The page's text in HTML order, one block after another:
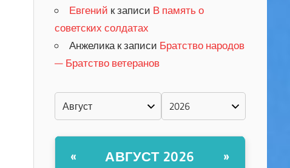
Евгений к записи В память о
советских солдатах
Анжеликак записи Братство народов
— Братство ветеранов
« АВГУСТ 2026 »